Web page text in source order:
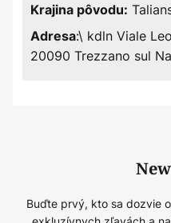
Krajina pôvodu:
Adresa:\ kdln Viale
20090 Trezzano sul
Buďte prvý, kto sa dozvie